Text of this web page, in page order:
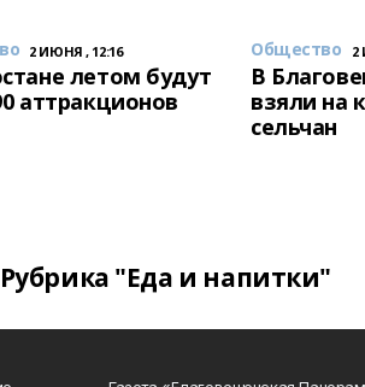
2 ИЮНЯ , 12:16
летом будут
аттракционов
Общество 2
В
взяли на
сельчан
Рубрика "Еда и напитки"